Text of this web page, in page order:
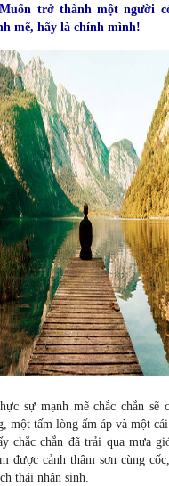
trở thành một người
mẽ, hãy là chính mình!
sự mạnh mẽ chắc chắn sẽ
một tấm lòng ấm áp và một
chắc chắn đã trải qua mưa
được cảnh thâm sơn cùng
thái nhân sinh.